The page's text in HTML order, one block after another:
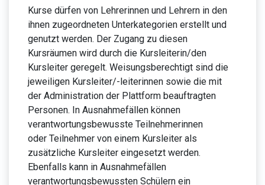
Kurse dürfen von Lehrerinnen und Lehrern in den
ihnen zugeordneten Unterkategorien erstellt und
genutzt werden. Der Zugang zu diesen
Kursräumen wird durch die Kursleiterin/den
Kursleiter geregelt. Weisungsberechtigt sind die
jeweiligen Kursleiter/-leiterinnen sowie die mit
der Administration der Plattform beauftragten
Personen. In Ausnahmefällen können
verantwortungsbewusste Teilnehmerinnen
oder Teilnehmer von einem Kursleiter als
zusätzliche Kursleiter eingesetzt werden.
Ebenfalls kann in Ausnahmefällen
verantwortungsbewussten Schülern ein